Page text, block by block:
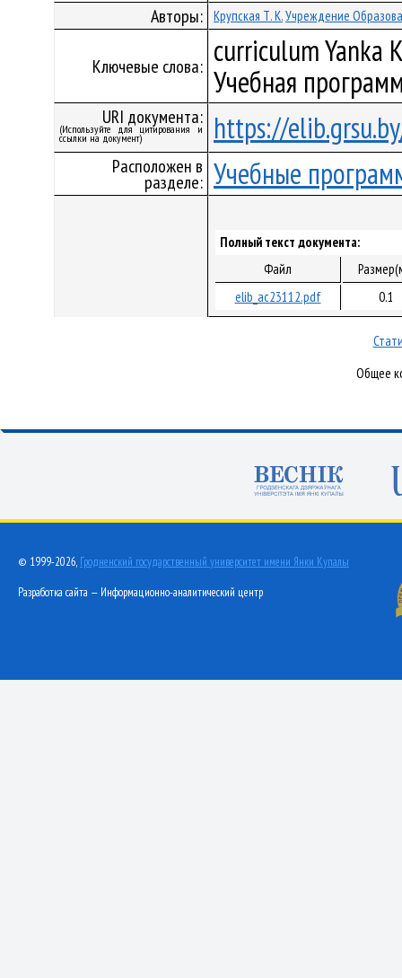
Авторы: Крупская Т. К.Учреждение
Ключевые слова: curriculum Yanka
Учебная
URI документа:
(Используйте для цитирования и
ссылки на документ) https://
Расположен в
разделе: Учебные
Полный текст документа:
Файл
elib_ac23112.pdf
0.1
Общее
© 1999-2026, Гродненский государственный университет имени Янки Купалы
Разработка сайта — Информационно-аналитический центр